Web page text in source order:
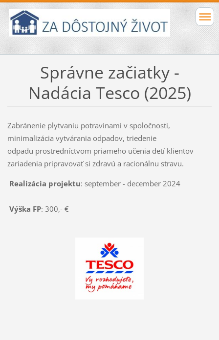
Správne začiatky -
Nadácia Tesco (2025)
Zabránenie plytvaniu potravinami v spoločnosti,
minimalizácia vytvárania odpadov, triedenie
odpadu prostredníctvom priameho učenia detí klientov
zariadenia pripravovať si zdravú a racionálnu stravu.
Realizácia projektu: september - december 2024
Výška FP: 300,- €